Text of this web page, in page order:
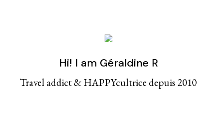
Hi! I am Géraldine R
Travel addict & HAPPYcultrice depuis 2010